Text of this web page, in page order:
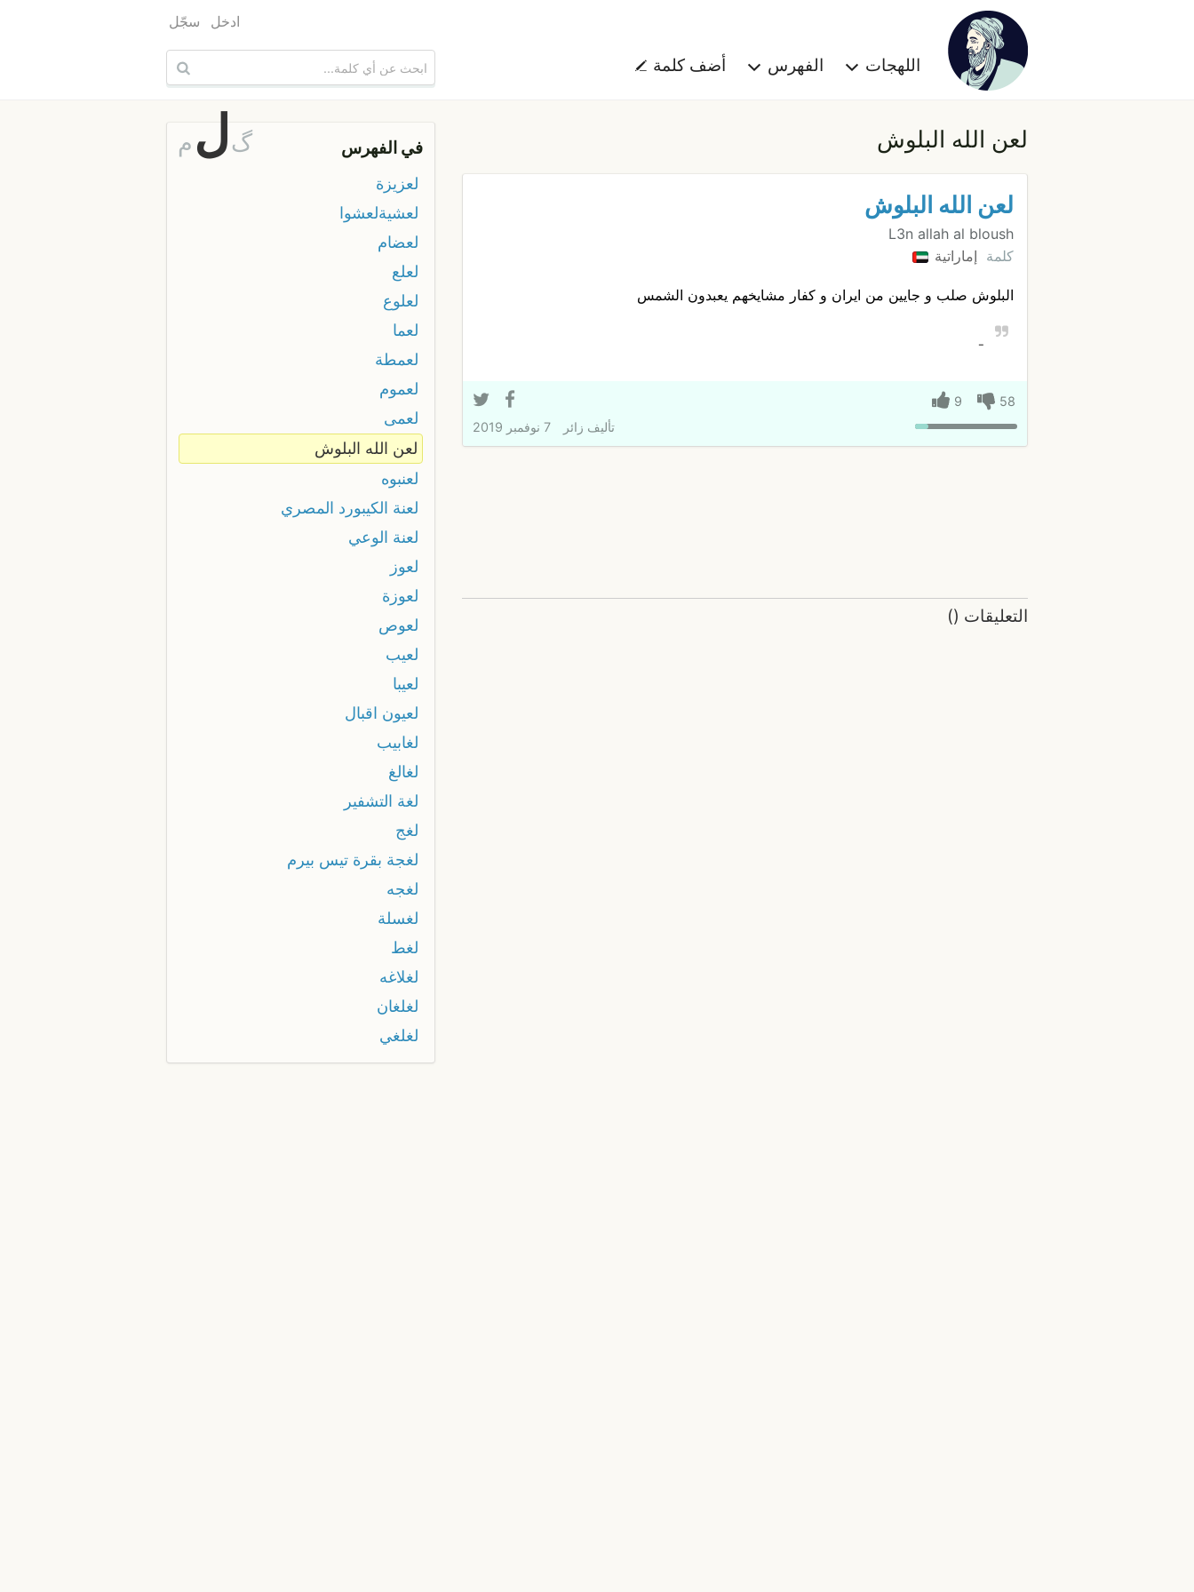
اللهجات الفهرس أضف كلمة
ادخل سجّل
لعن الله البلوش
لعن الله البلوش
L3n allah al bloush
كلمة إماراتية
البلوش صلب و جايين من ايران و كفار مشايخهم يعبدون الشمس
ـ
58
9
تأليف زائر 7 نوفمبر 2019
التعليقات (
)
في الفهرس گل م
لعزيزة
لعشيةلعشوا
لعضام
لعلع
لعلوع
لعما
لعمطة
لعموم
لعمى
لعن الله البلوش
لعنبوه
لعنة الكيبورد المصري
لعنة الوعي
لعوز
لعوزة
لعوص
لعيب
لعيبا
لعيون اقبال
لغابيب
لغالغ
لغة التشفير
لغج
لغجة بقرة تيس بيرم
لغجه
لغسلة
لغط
لغلاغه
لغلغان
لغلغي